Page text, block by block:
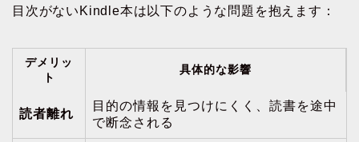
目次がないKindle本は以下のような問題を抱えます：
デメリッ
ト
具体的な影響
読者離れ
目的の情報を見つけにくく、読書を途中
で断念される